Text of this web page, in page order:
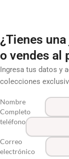
¿Tienes
o vendes al
Ingresa tus datos y
colecciones
Nombre
Completo
teléfono
Correo
electrónico